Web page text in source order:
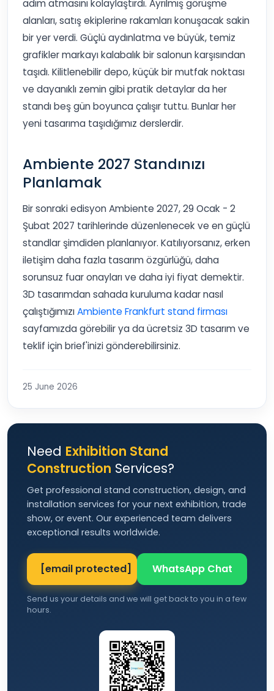
adım atmasını kolaylaştırdı. Ayrılmış görüşme
alanları, satış ekiplerine rakamları konuşacak sakin
bir yer verdi. Güçlü aydınlatma ve büyük, temiz
grafikler markayı kalabalık bir salonun karşısından
taşıdı. Kilitlenebilir depo, küçük bir mutfak noktası
ve dayanıklı zemin gibi pratik detaylar da her
standı beş gün boyunca çalışır tuttu. Bunlar her
yeni tasarıma taşıdığımız derslerdir.
Ambiente 2027 Standınızı
Planlamak
Bir sonraki edisyon Ambiente 2027, 29 Ocak - 2
Şubat 2027 tarihlerinde düzenlenecek ve en güçlü
standlar şimdiden planlanıyor. Katılıyorsanız, erken
iletişim daha fazla tasarım özgürlüğü, daha
sorunsuz fuar onayları ve daha iyi fiyat demektir.
3D tasarımdan sahada kuruluma kadar nasıl
çalıştığımızıAmbiente Frankfurt stand firması
sayfamızda görebilir ya da ücretsiz 3D tasarım ve
teklif için brief'inizi gönderebilirsiniz.
25 June 2026
Need Exhibition Stand
Construction Services?
Get professional stand construction, design, and
installation services for your next exhibition, trade
show, or event. Our experienced team delivers
exceptional results worldwide.
[email protected] WhatsApp Chat
Send us your details and we will get back to you in a few
hours.